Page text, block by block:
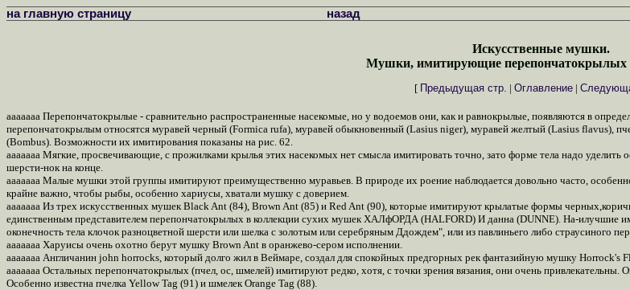
на главную страницу назад
Искусственные мушки.
Мушки, имитирующие перепончатокрылых
[ Предыдущая стр. | Оглавление|
ааааааа Перепончатокрылые - сравнительно распространенные насекомые, но у водоемов они, как и равнокрылые, появляются в
перепончатокрылым относятся муравей черный (Formica rufa), муравей обыкновенный (Lasius niger), муравей желтый (Lasius flavus),
(Bombus). Возможности их имитирования показаны на рис. 62.
ааааааа Мягкие, просвечивающие, с прожилками крылья этих насекомых нет смысла имитировать точно, зато форме тела надо
шерсти-нок на конце.
ааааааа Малые мушки этой группы имитируют преимущественно муравьев. В природе их роение наблюдается довольно часто,
крайне важно, чтобы рыбы, особенно хариусы, хватали мушку с доверием.
ааааааа Из трех искусственных мушек Black Ant (84), Brown Ant (85) и Red Ant (90), которые имитируют крылатые формы
единственным представителем перепончатокрылых в коллекции сухих мушек ХАЛфОРДА (HALFORD) И данна (DUNNE). На-илучшие
оконечность тела клочок разноцветной шерсти или шелка с золотым или серебряным Ддождем", или из павлиньего либо страусиного
ааааааа Харуисы очень охотно берут мушку Brown Ant в оранжево-сером исполнении.
ааааааа Англичанин john horrocks, который долго жил в Веймаре, создал для спокойных предгорных рек фантазийную мушку Horrock's
ааааааа Остальных перепончатокрылых (пчел, ос, шмелей) имитируют редко, хотя, с точки зрения вязания, они очень привлекательны.
Особенно известна пчелка Yellow Tag (91) и шмелек Orange Tag (88).